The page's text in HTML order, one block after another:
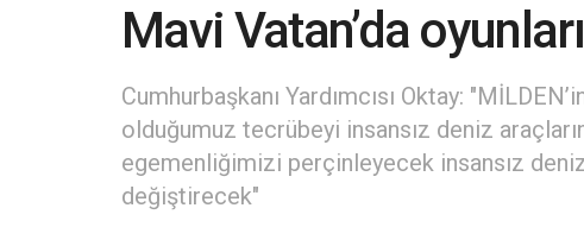
Mavi Vatan’da
Cumhurbaşkanı Yardımcısı Oktay:
olduğumuz tecrübeyi insansız deniz
egemenliğimizi perçinleyecek insansız
değiştirecek"